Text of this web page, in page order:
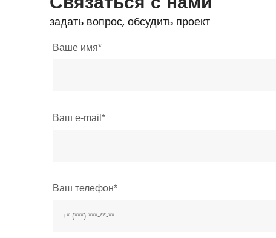
задать вопрос, обсудить проект
Ваше имя*
Ваш e-mail*
Ваш телефон*